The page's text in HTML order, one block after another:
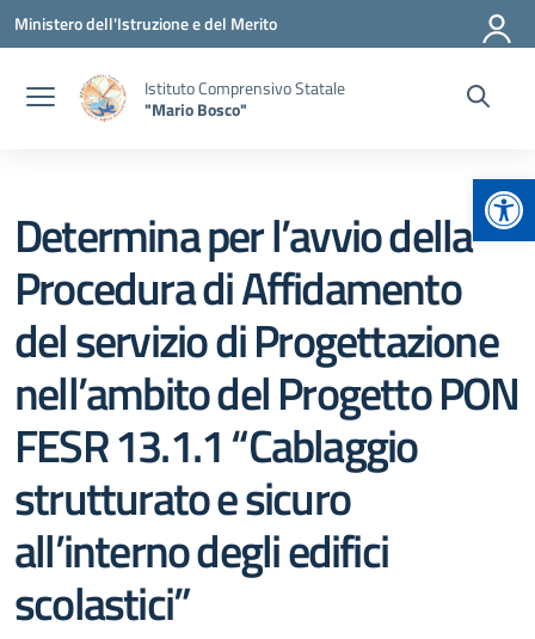
Vai ai contenuti
Vai al menu di navigazione
Vai al footer
Ministero dell'Istruzione e del Merito
Istituto Comprensivo Statale
"Mario Bosco"
Determina per l’avvio della
Procedura di Affidamento
del servizio di Progettazione
nell’ambito del Progetto PON
FESR 13.1.1 “Cablaggio
strutturato e sicuro
all’interno degli edifici
scolastici”